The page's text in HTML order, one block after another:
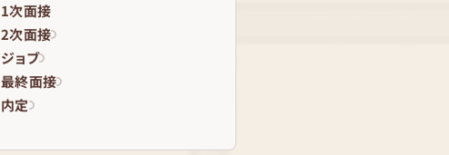
1次面接
2次面接
ジョブ
最終面接
内定